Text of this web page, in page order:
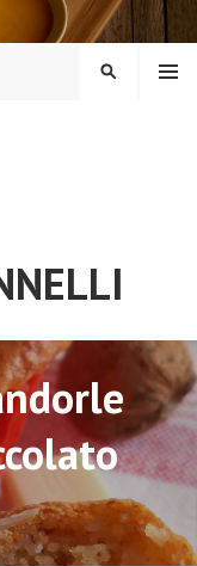
MENU
CERCA